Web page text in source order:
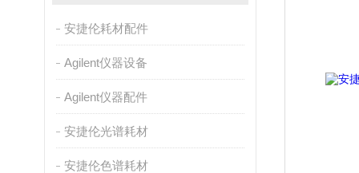
安捷伦耗材配件
Agilent仪器设备
Agilent仪器配件
安捷伦光谱耗材
安捷伦色谱耗材